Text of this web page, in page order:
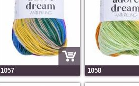
1057 1058